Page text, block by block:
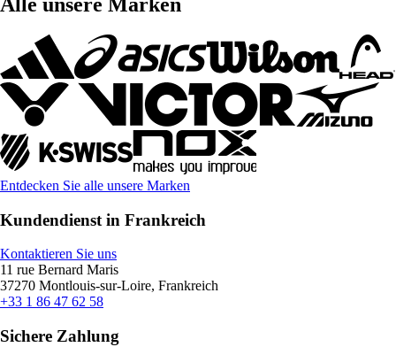
Entdecken Sie alle unsere Marken
Kundendienst in Frankreich
Kontaktieren Sie uns
11 rue Bernard Maris
37270 Montlouis-sur-Loire, Frankreich
+33 1 86 47 62 58
Sichere Zahlung